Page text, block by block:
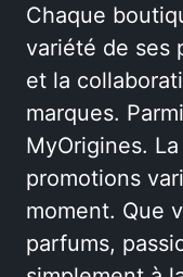
Chaque
variété de ses
et la
marques.
MyOrigines.
promotions
moment. Que
parfums,